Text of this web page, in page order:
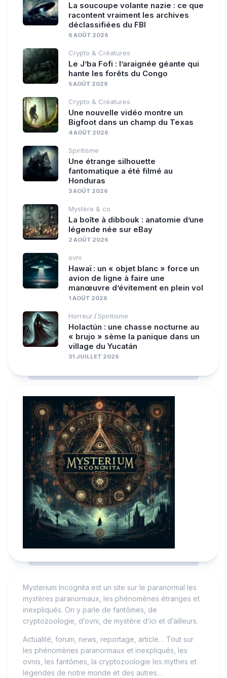
La soucoupe volante nazie : ce que
racontent vraiment les archives
déclassifiées du FBI
6 AOÛT 2026
Crypto & Créatures
Le J’ba Fofi : l’araignée géante qui
hante les forêts du Congo
5 AOÛT 2026
Crypto & Créatures
Une nouvelle vidéo montre un
Bigfoot dans un champ du Texas
4 AOÛT 2026
Spiritisme
Une étrange silhouette
fantomatique a été filmé au
Honduras
3 AOÛT 2026
Mystère & co
La boîte à dibbouk : anatomie d’une
légende née sur eBay
2 AOÛT 2026
ovni
Hawaï : un « objet blanc » force un
avion de ligne à faire une
manœuvre d’évitement en plein vol
1 AOÛT 2026
Horreur / Spiritisme
Holactún : une chasse nocturne au
« brujo » sème la panique dans un
village du Yucatán
31 JUILLET 2026
Mysterium Incognita est un site sur le paranormal les
mystères paranormaux, les phénomènes étranges et
inexpliqués. On y parle de fantômes, de
cryptozoologie, d’ovni, de mystère d’ici et d’ailleurs.
Actualité, forum, news, reportage, article… Tout sur
les phénomènes paranormaux et inexpliqués, les
ovnis, les fantômes, la cryptozoologie les mythes et
légendes de notre monde et des autres…